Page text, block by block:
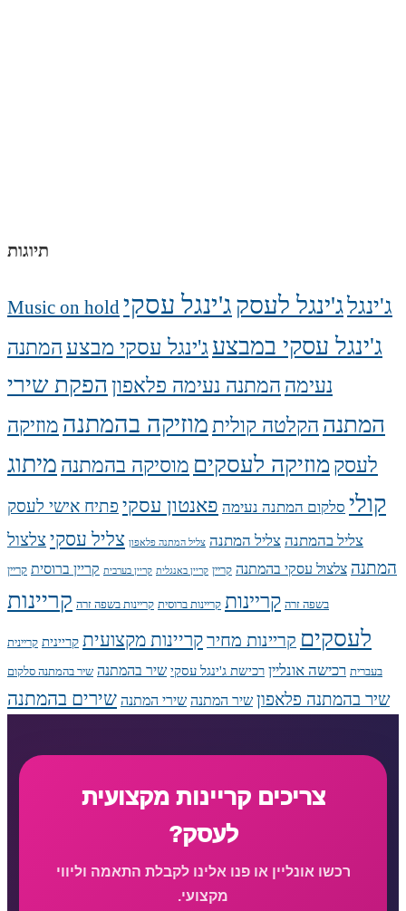
תיוגות
Music on hold ג'ינגלג'ינגל לעסקג'ינגל עסקי
ג'ינגל עסקי במבצעג'ינגל עסקי מבצע המתנה
נעימה המתנה נעימה פלאפון הפקת שירי
המתנה הקלטה קולית מוזיקה בהמתנה מוזיקה
לעסק מוזיקה לעסקים מוסיקה בהמתנה מיתוג
קולי סלקום המתנה נעימה פאנטון עסקי פתיח אישי לעסק
צליל בהמתנה צליל המתנה צליל המתנה פלאפון צליל עסקיצלצול
המתנה צלצול עסקי בהמתנה קריין קריין באנגלית קריין בערבית קריין ברוסית קריין
בשפה זרה קריינות קריינות ברוסית קריינות בשפה זרה קריינות
לעסקים קריינות מחירקריינות מקצועית קריינית קריינית
בעברית רכישה אונליין רכישת ג'ינגל עסקי שיר בהמתנה שיר בהמתנה סלקום
שיר בהמתנה פלאפון שיר המתנה שירי המתנה שירים בהמתנה
צריכים קריינות מקצועית
לעסק?
רכשו אונליין או פנו אלינו לקבלת התאמה וליווי
מקצועי.